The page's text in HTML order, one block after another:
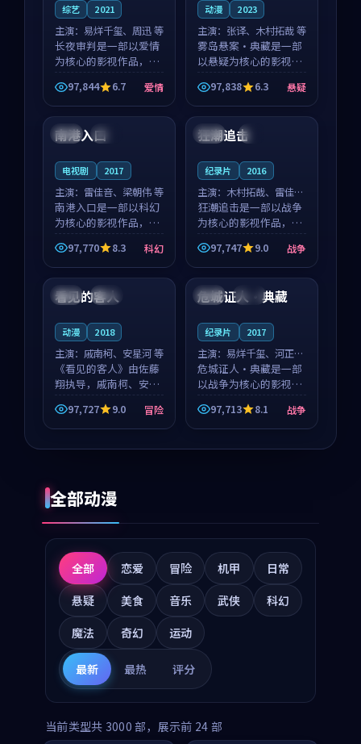
综艺 2021
主演： 易烊千玺、周迅 等
长夜审判是一部以爱情
为核心的影视作品，围
绕危机、反转与人物成
长展开，整体节奏紧
凑，值得推荐观看。
97,844 6.7 爱情
动漫 2023
主演： 张译、木村拓哉 等
雾岛悬案·典藏是一部
以悬疑为核心的影视作
品，围绕危机、反转与
人物成长展开，整体节
奏紧凑，值得推荐观
看。
97,838 6.3 悬疑
中国 院线
南港入口
电视剧 2017
主演： 雷佳音、梁朝伟 等
南港入口是一部以科幻
为核心的影视作品，围
绕危机、反转与人物成
长展开，整体节奏紧
凑，值得推荐观看。
97,770 8.3 科幻
中国 4K
狂潮追击
纪录片 2016
主演： 木村拓哉、雷佳音
等
狂潮追击是一部以战争
为核心的影视作品，围
绕危机、反转与人物成
长展开，整体节奏紧
凑，值得推荐观看。
97,747 9.0 战争
泰国 完结
看见的客人
动漫 2018
主演： 戚南柯、安星河 等
《看见的客人》由佐藤
翔执导，戚南柯、安星
河领衔主演，是一部
2018年上映的泰国冒险
动漫。影片以海岸抒情
97,727 9.0 冒险
美国 独播
危城证人·典藏
纪录片 2017
主演： 易烊千玺、河正宇
等
危城证人·典藏是一部
以战争为核心的影视作
品，围绕危机、反转与
人物成长展开，整体节
奏紧凑，值得推荐观
97,713 8.1 战争
全部动漫
全部 恋爱 冒险 机甲
日常
悬疑
美食 音乐 武侠
科幻
魔法
奇幻 运动
最新 最热 评分
当前类型共 3000 部，展示前 24 部
99:16